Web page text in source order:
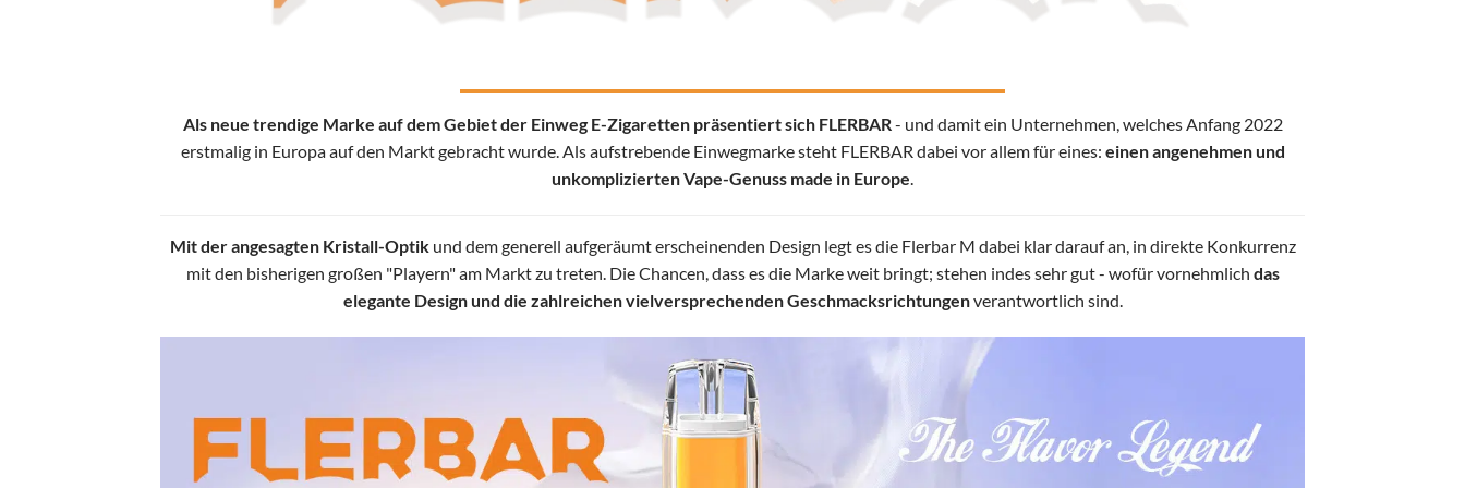
Als neue trendige Marke auf dem Gebiet der Einweg E-Zigaretten präsentiert sich FLERBAR- und damit ein Unternehmen, welches Anfang 2022
erstmalig in Europa auf den Markt gebracht wurde. Als aufstrebende Einwegmarke steht FLERBAR dabei vor allem für eines: einen angenehmen und
unkomplizierten Vape-Genuss made in Europe.
Mit der angesagten Kristall-Optikund dem generell aufgeräumt erscheinenden Design legt es die Flerbar M dabei klar darauf an, in direkte Konkurrenz
mit den bisherigen großen "Playern" am Markt zu treten. Die Chancen, dass es die Marke weit bringt; stehen indes sehr gut - wofür vornehmlich das
elegante Design und die zahlreichen vielversprechenden Geschmacksrichtungenverantwortlich sind.